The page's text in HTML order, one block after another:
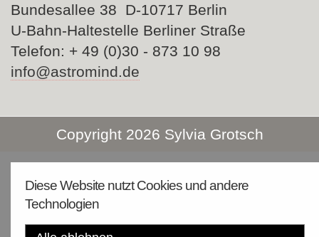
Bundesallee 38 D-10717 Berlin
U-Bahn-Haltestelle Berliner Straße
Telefon: + 49 (0)30 - 873 10 98
info@astromind.de
Copyright 2026 Sylvia Grotsch
Diese Website nutzt Cookies und andere
Technologien